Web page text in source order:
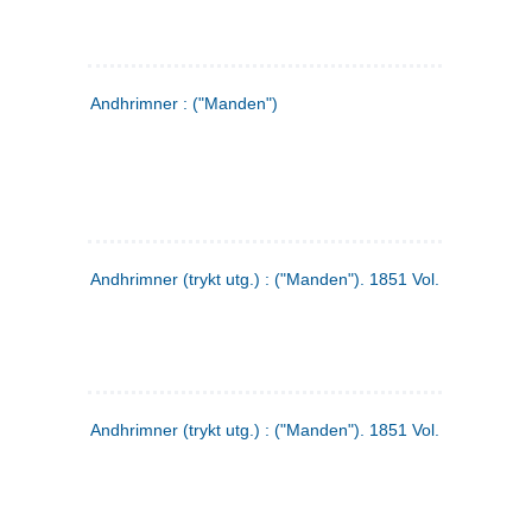
Andhrimner : ("Manden")
Andhrimner (trykt utg.) : ("Manden"). 1851 Vol. 2 Nr. 1
Andhrimner (trykt utg.) : ("Manden"). 1851 Vol. 1 Nr. 10